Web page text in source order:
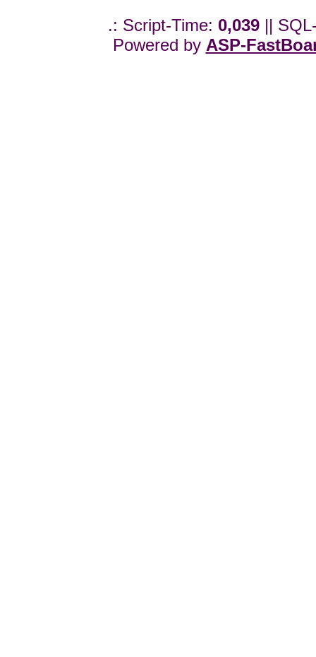
.: Script-Time: 0,039 ||
Powered by ASP-